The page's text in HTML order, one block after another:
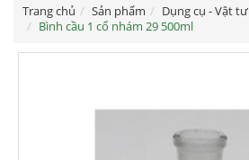
Trang chủ Sản phẩm Dụng cụ - Vật tư
Bình cầu 1 cổ nhám 29 500ml